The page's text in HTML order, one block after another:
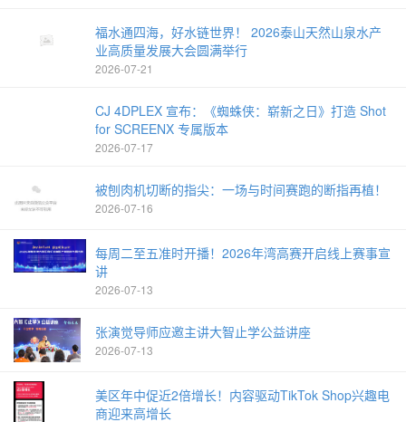
福水通四海，好水链世界！ 2026泰山天然山泉水产
业高质量发展大会圆满举行
2026-07-21
CJ 4DPLEX 宣布：《蜘蛛侠：崭新之日》打造 Shot
for SCREENX 专属版本
2026-07-17
被刨肉机切断的指尖：一场与时间赛跑的断指再植！
2026-07-16
每周二至五准时开播！2026年湾高赛开启线上赛事宣
讲
2026-07-13
张演觉导师应邀主讲大智止学公益讲座
2026-07-13
美区年中促近2倍增长！内容驱动TikTok Shop兴趣电
商迎来高增长